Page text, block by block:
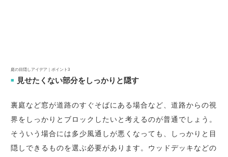
庭の目隠しアイデア｜ポイント3
■ 見せたくない部分をしっかりと隠す
裏庭など窓が道路のすぐそばにある場合など、道路からの視
界をしっかりとブロックしたいと考えるのが普通でしょう。
そういう場合には多少風通しが悪くなっても、しっかりと目
隠しできるものを選ぶ必要があります。ウッドデッキなどの